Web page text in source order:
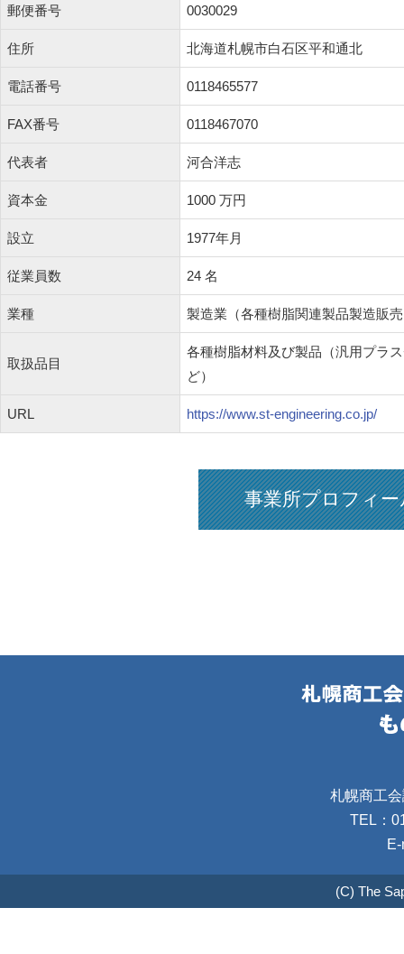
郵便番号 0030029
住所 北海道札幌市白石区平和通北
電話番号 0118465577
FAX番号 0118467070
代表者 河合洋志
資本金 1000 万円
設立 1977年月
従業員数 24 名
業種 製造業（各種樹脂関連製品製造販
取扱品目
各種樹脂材料及び製品（汎用プラ
ど）
URL https://www.st-engineering.co.jp/
事業所プロフィ
札幌商工
TEL：
(C) The